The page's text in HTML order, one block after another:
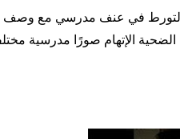
في عنف مدرسي مع وصف
الإتهام صورًا مدرسية